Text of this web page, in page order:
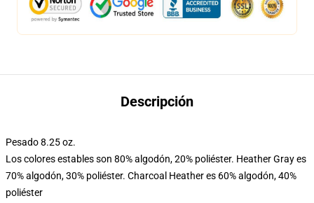
Descripción
Pesado 8.25 oz.
Los colores estables son 80% algodón, 20% poliéster. Heather Gray es
70% algodón, 30% poliéster. Charcoal Heather es 60% algodón, 40%
poliéster